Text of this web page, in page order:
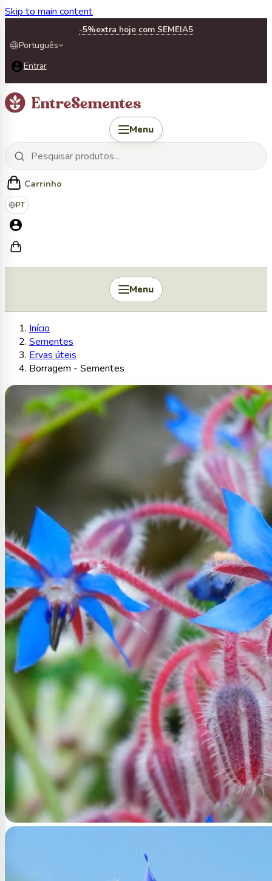
Skip to main content
-5%extra hoje com SEMEIA5
Português
Entrar
Menu
Carrinho
PT
Menu
Início
Sementes
Ervas úteis
Borragem - Sementes